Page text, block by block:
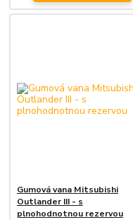
Gumová vana Mitsubishi
Outlander III - s
plnohodnotnou rezervou